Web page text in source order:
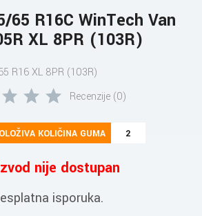
65 R16C WinTech Van
XL 8PR (103R)
R16 XL 8PR (103R)
Recenzije (0)
KOLIČINA GUMA 2
nije dostupan
isporuka.